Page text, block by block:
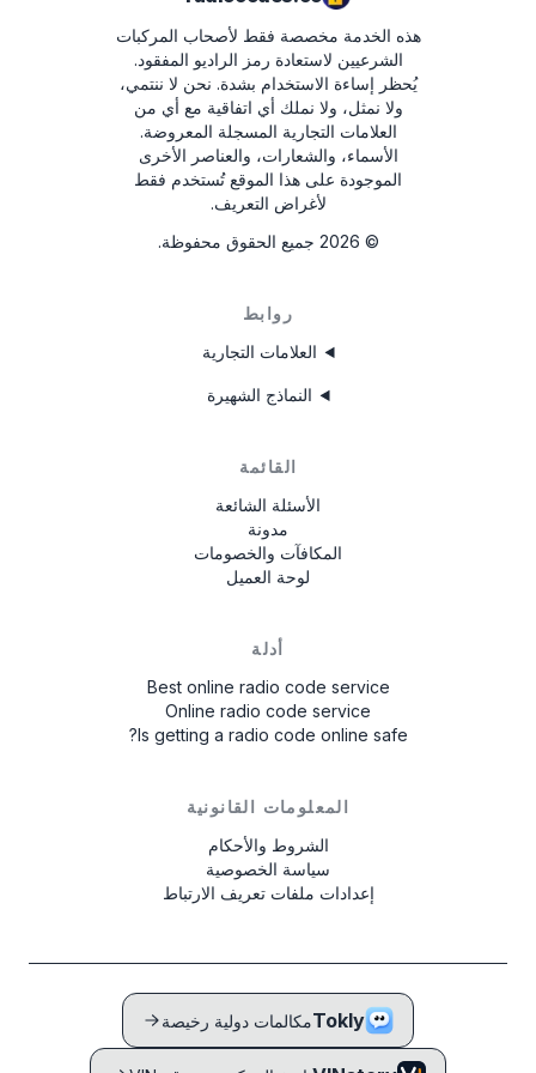
00790
هذه الخدمة مخصصة فقط لأصحاب المركبات
الشرعيين لاستعادة رمز الراديو المفقود.
يُحظر إساءة الاستخدام بشدة. نحن لا ننتمي،
ولا نمثل، ولا نملك أي اتفاقية مع أي من
العلامات التجارية المسجلة المعروضة.
الأسماء، والشعارات، والعناصر الأخرى
الموجودة على هذا الموقع تُستخدم فقط
لأغراض التعريف.
©
2026 جميع الحقوق محفوظة.
روابط
العلامات التجارية
النماذج الشهيرة
القائمة
الأسئلة الشائعة
مدونة
المكافآت والخصومات
لوحة العميل
أدلة
Best online radio code service
Online radio code service
Is getting a radio code online safe?
المعلومات القانونية
الشروط والأحكام
سياسة الخصوصية
إعدادات ملفات تعريف الارتباط
Toklyمكالمات دولية رخيصة